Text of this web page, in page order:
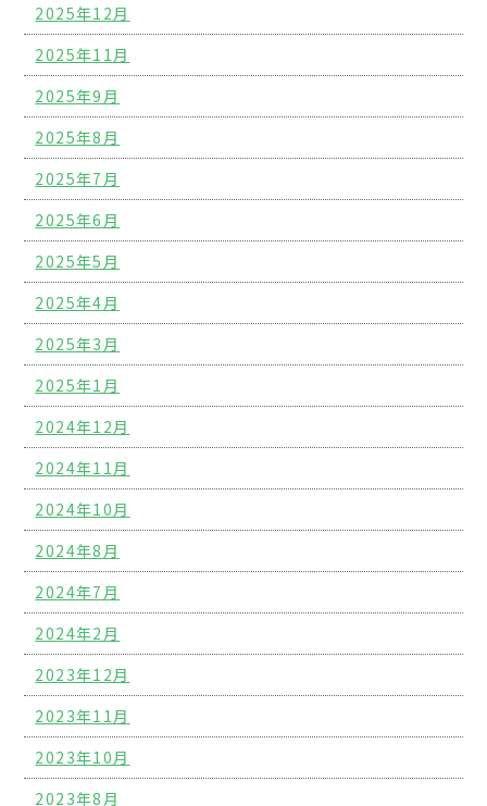
2025年12月
2025年11月
2025年9月
2025年8月
2025年7月
2025年6月
2025年5月
2025年4月
2025年3月
2025年1月
2024年12月
2024年11月
2024年10月
2024年8月
2024年7月
2024年2月
2023年12月
2023年11月
2023年10月
2023年8月